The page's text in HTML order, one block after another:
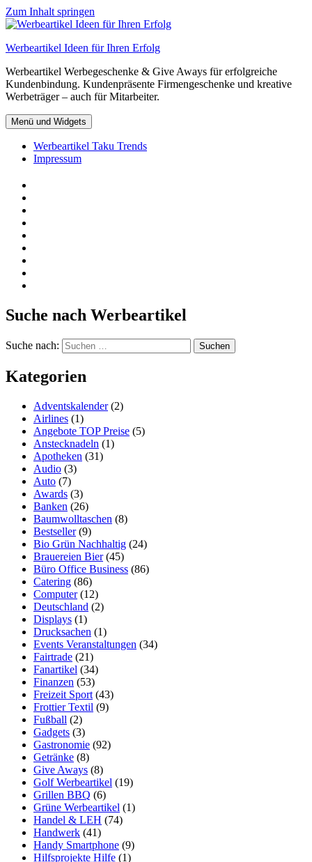
Zum Inhalt springen
Werbeartikel Ideen für Ihren Erfolg
Werbeartikel Werbegeschenke & Give Aways für erfolgreiche
Kundenbindung. Kundenpräsente Firmengeschenke und kreative
Werbeträger – auch für Mitarbeiter.
Menü und Widgets
Werbeartikel Taku Trends
Impressum
Suche nach Werbeartikel
Suche nach:
Kategorien
Adventskalender(2)
Airlines (1)
Angebote TOP Preise (5)
Anstecknadeln (1)
Apotheken (31)
Audio (3)
Auto (7)
Awards (3)
Banken (26)
Baumwolltaschen (8)
Bestseller(9)
Bio Grün Nachhaltig (24)
Brauereien Bier(45)
Büro Office Business (86)
Catering (86)
Computer(12)
Deutschland (2)
Displays (1)
Drucksachen (1)
Events Veranstaltungen (34)
Fairtrade (21)
Fanartikel (34)
Finanzen (53)
Freizeit Sport (43)
Frottier Textil (9)
Fußball (2)
Gadgets (3)
Gastronomie (92)
Getränke (8)
Give Aways (8)
Golf Werbeartikel (19)
Grillen BBQ (6)
Grüne Werbeartikel (1)
Handel & LEH (74)
Handwerk (41)
Handy Smartphone (9)
Hilfsprojekte Hilfe (1)